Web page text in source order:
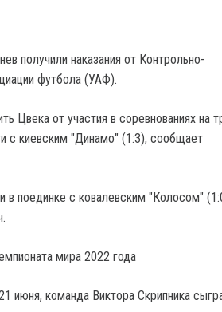
получили наказания от Контрольно-
футбола (УАФ).
Цвека от участия в соревнованиях на
с киевским "Динамо" (1:3), сообщает
в поединке с ковалевским "Колосом"
мира 2022 года
июня, команда Виктора Скрипника